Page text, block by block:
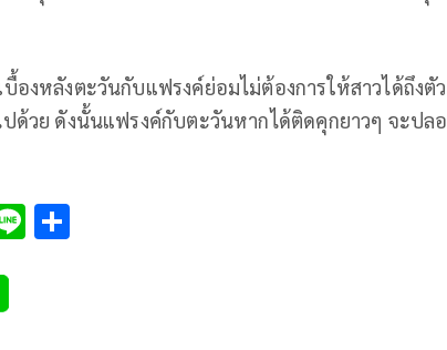
บื้องหลังตะวันกับแฟรงค์ย่อมไม่ต้องการให้สาวได้ถึง
ปด้วย ดังนั้นแฟรงค์กับตะวันหากได้ติดคุกยาวๆ จะป
Li